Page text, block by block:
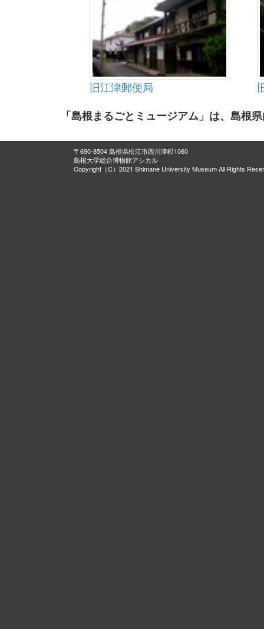
旧江津郵便局
「島根まるごとミュージアム」は、島根
〒690-8504 島根県松江市西川津町1060
島根大学総合博物館アシカル
Copyright（C）2021 Shimane University Museum All Rights